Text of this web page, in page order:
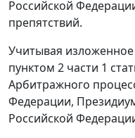
Российской
препятствий.
Учитывая изложенное
пунктом 2 части 1
Арбитражного
Федерации,
Российской